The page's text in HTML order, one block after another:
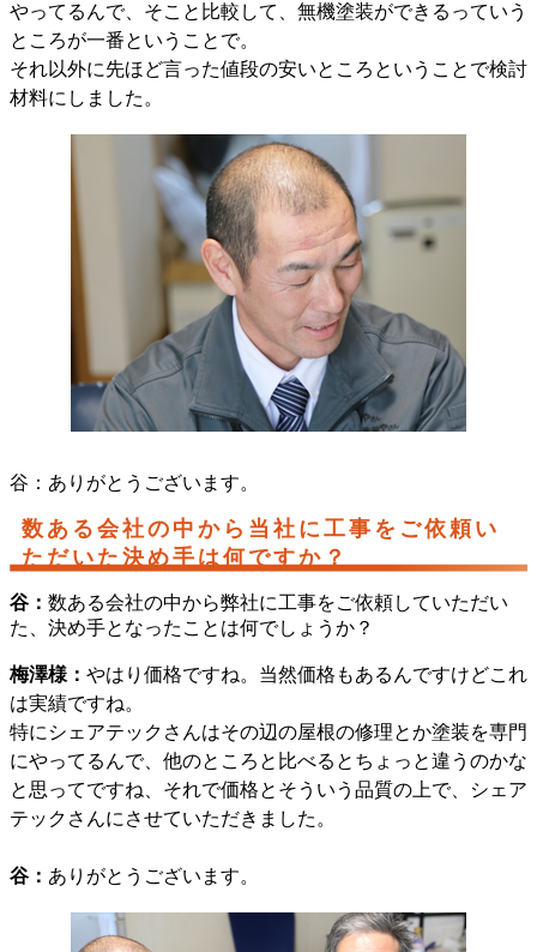
やってるんで、そこと比較して、無機塗装ができるっていう
ところが一番ということで。
それ以外に先ほど言った値段の安いところということで検討
材料にしました。
谷：ありがとうございます。
数ある会社の中から当社に工事をご依頼い
ただいた決め手は何ですか？
谷： 数ある会社の中から弊社に工事をご依頼していただい
た、決め手となったことは何でしょうか？
梅澤様： やはり価格ですね。当然価格もあるんですけどこれ
は実績ですね。
特にシェアテックさんはその辺の屋根の修理とか塗装を専門
にやってるんで、他のところと比べるとちょっと違うのかな
と思ってですね、それで価格とそういう品質の上で、シェア
テックさんにさせていただきました。
谷： ありがとうございます。